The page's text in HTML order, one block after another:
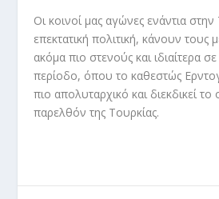
Οι κοινοί μας αγώνες ενάντια στην
επεκτατική πολιτική, κάνουν τους
ακόμα πιο στενούς και ιδιαίτερα
περίοδο, όπου το καθεστώς
πιο απολυταρχικό και διεκδικεί
παρελθόν της Τουρκίας.